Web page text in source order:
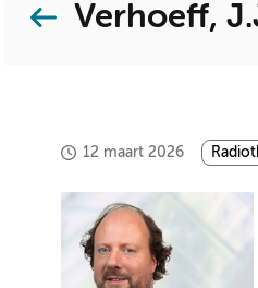
Verhoeff,
12 maart 2026